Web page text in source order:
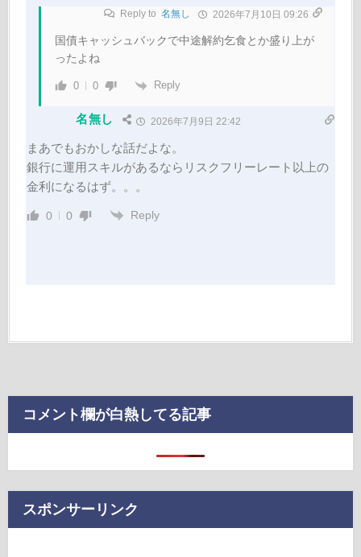
Reply to 名無し 2026年7月10日 09:26
国債キャッシュバックで中途解約乞食とか盛り上が
ったよね
0 0 Reply
名無し 2026年7月9日 22:42
まあでもおかしな話だよな。
銀行に運用スキルがあるならリスクフリーレート以上の
金利になるはず。。。
0 0 Reply
コメント欄が白熱してる記事
スポンサーリンク